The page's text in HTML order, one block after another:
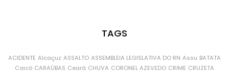
TAGS
ACIDENTE Alcaçuz ASSALTO ASSEMBLEIA LEGISLATIVA DO RN Assu BATATA
Caicó CARAÚBAS Ceará CHUVA CORONEL AZEVEDO CRIME CRUZETA